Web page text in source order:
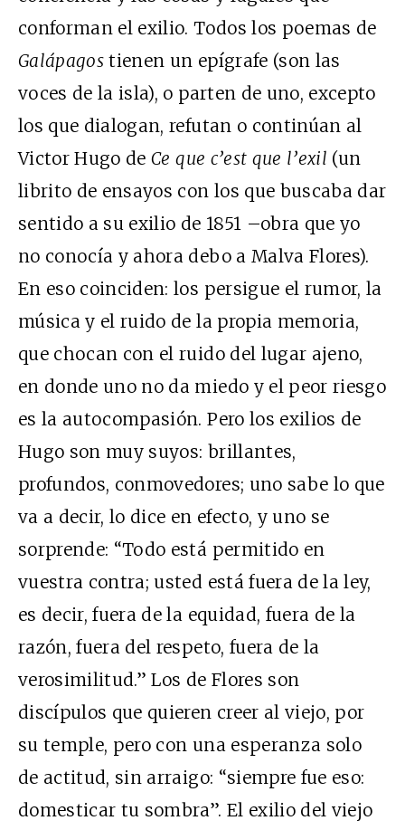
conforman el exilio. Todos los poemas de
Galápagos tienen un epígrafe (son las
voces de la isla), o parten de uno, excepto
los que dialogan, refutan o continúan al
Victor Hugo deCe que c’est que l’exil (un
librito de ensayos con los que buscaba dar
sentido a su exilio de 1851 –obra que yo
no conocía y ahora debo a Malva Flores).
En eso coinciden: los persigue el rumor, la
música y el ruido de la propia memoria,
que chocan con el ruido del lugar ajeno,
en donde uno no da miedo y el peor riesgo
es la autocompasión. Pero los exilios de
Hugo son muy suyos: brillantes,
profundos, conmovedores; uno sabe lo que
va a decir, lo dice en efecto, y uno se
sorprende: “Todo está permitido en
vuestra contra; usted está fuera de la ley,
es decir, fuera de la equidad, fuera de la
razón, fuera del respeto, fuera de la
verosimilitud.” Los de Flores son
discípulos que quieren creer al viejo, por
su temple, pero con una esperanza solo
de actitud, sin arraigo: “siempre fue eso:
domesticar tu sombra”. El exilio del viejo